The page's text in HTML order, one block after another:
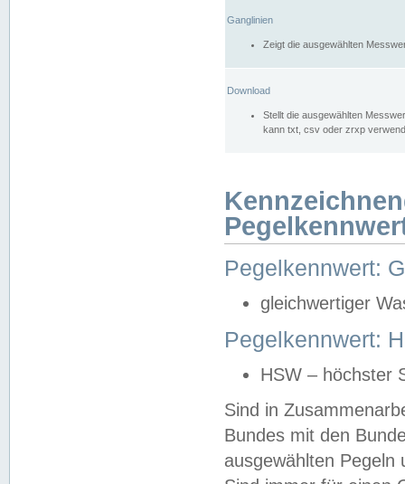
Ganglinien
Zeigt die ausgewählten
Download
Stellt die ausgewählten
kann txt, csv oder zrxp
Pegelkennwert:
gleichwertiger
Pegelkennwert:
HSW – höchster
Sind in
Bundes mit den
ausgewählten